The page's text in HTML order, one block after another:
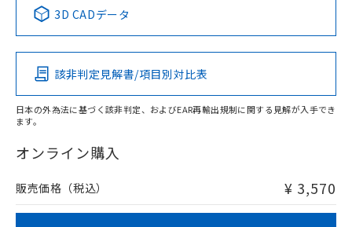
Pb Hg Cd Cr(VI)
O
在庫等で未対応品が混在する可能性があります。
問い合わせください。
3D CADデータ
該非判定見解書/項目別対比表
日本の外為法に基づく該非判定、およびEAR再輸出規制に関する見解が入手でき
ます。
オンライン購入
販売価格（税込） ¥ 3,570